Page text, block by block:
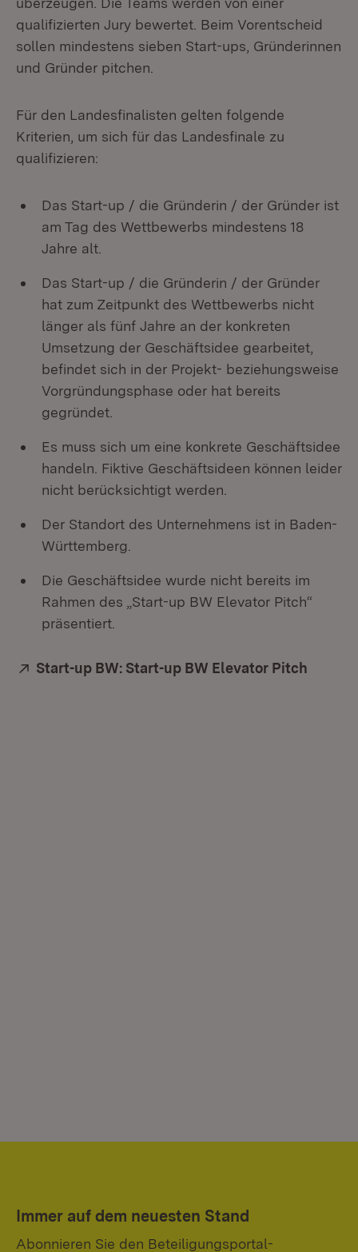
qualifizierten Jury bewertet. Beim Vorentscheid
sollen mindestens sieben Start-ups, Gründerinnen
und Gründer pitchen.
Für den Landesfinalisten gelten folgende
Kriterien, um sich für das Landesfinale zu
qualifizieren:
Das Start-up / die Gründerin / der Gründer ist
am Tag des Wettbewerbs mindestens 18
Jahre alt.
Das Start-up / die Gründerin / der Gründer
hat zum Zeitpunkt des Wettbewerbs nicht
länger als fünf Jahre an der konkreten
Umsetzung der Geschäftsidee gearbeitet,
befindet sich in der Projekt- beziehungsweise
Vorgründungsphase oder hat bereits
gegründet.
Es muss sich um eine konkrete Geschäftsidee
handeln. Fiktive Geschäftsideen können leider
nicht berücksichtigt werden.
Der Standort des Unternehmens ist in Baden-
Württemberg.
Die Geschäftsidee wurde nicht bereits im
Rahmen des „Start-up BW Elevator Pitch“
präsentiert.
Extern:
Start-up BW: Start-up BW Elevator Pitch
Immer auf dem neuesten Stand
Abonnieren Sie den Beteiligungsportal-